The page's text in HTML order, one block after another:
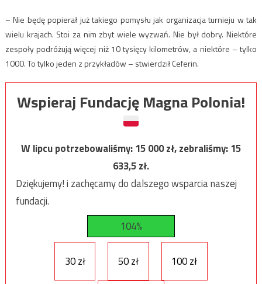
– Nie będę popierał już takiego pomysłu jak organizacja turnieju w tak
wielu krajach. Stoi za nim zbyt wiele wyzwań. Nie był dobry. Niektóre
zespoły podróżują więcej niż 10 tysięcy kilometrów, a niektóre – tylko
1000. To tylko jeden z przykładów – stwierdził Ceferin.
Wspieraj Fundację Magna Polonia!
W lipcu potrzebowaliśmy:15 000zł, zebraliśmy:15
633,5zł.
Dziękujemy! i zachęcamy do dalszego wsparcia naszej
fundacji.
104%
30 zł 50 zł 100 zł